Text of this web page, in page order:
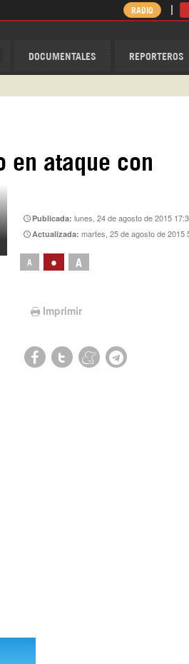
DOCUMENTALES REPORTEROS
RADIO
en ataque con
Publicada:lunes, 24 de agosto de 2015
Actualizada:martes, 25 de agosto de 2015
A • A
Imprimir